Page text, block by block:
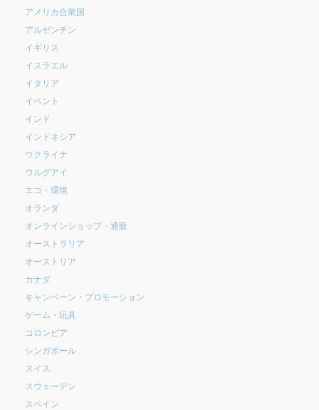
アメリカ合衆国
アルゼンチン
イギリス
イスラエル
イタリア
イベント
インド
インドネシア
ウクライナ
ウルグアイ
エコ・環境
オランダ
オンラインショップ・通販
オーストラリア
オーストリア
カナダ
キャンペーン・プロモーション
ゲーム・玩具
コロンビア
シンガポール
スイス
スウェーデン
スペイン